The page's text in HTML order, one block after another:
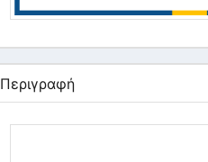
Περιγραφή